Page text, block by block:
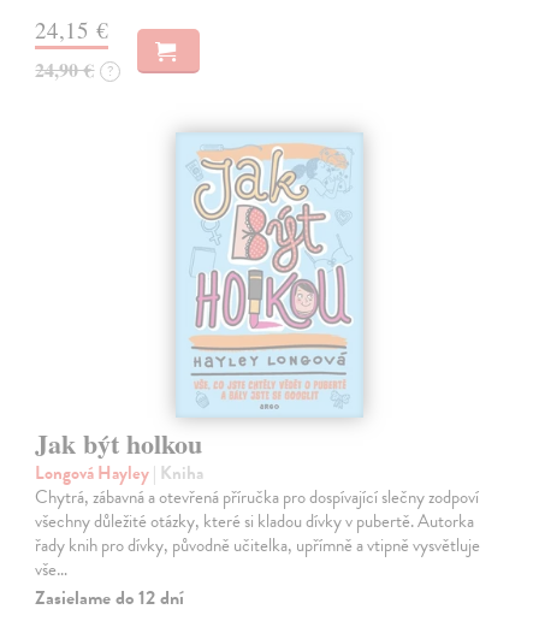
24,15 €
24,90 € ?
Jak být holkou
Longová Hayley| Kniha
Chytrá, zábavná a otevřená příručka pro dospívající slečny zodpoví
všechny důležité otázky, které si kladou dívky v pubertě. Autorka
řady knih pro dívky, původně učitelka, upřímně a vtipně vysvětluje
vše…
Zasielame do 12 dní